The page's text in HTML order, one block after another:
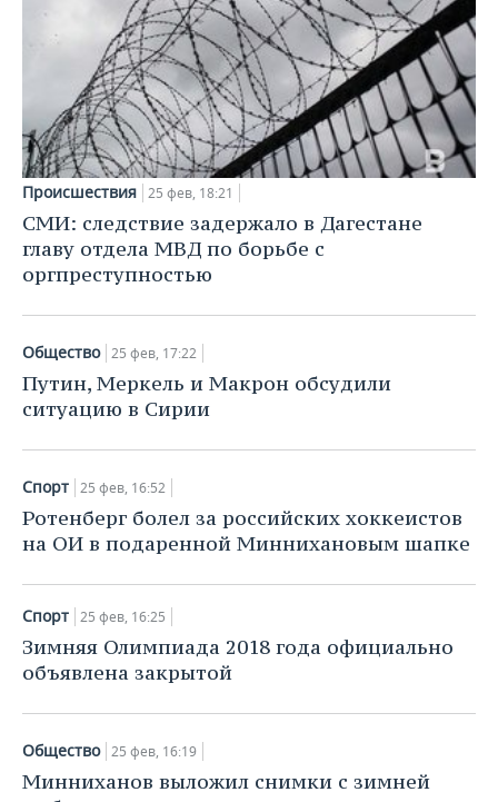
Происшествия 25 фев, 18:21
СМИ: следствие задержало в Дагестане
главу отдела МВД по борьбе с
оргпреступностью
Общество 25 фев, 17:22
Путин, Меркель и Макрон обсудили
ситуацию в Сирии
Спорт 25 фев, 16:52
Ротенберг болел за российских хоккеистов
на ОИ в подаренной Миннихановым шапке
Спорт 25 фев, 16:25
Зимняя Олимпиада 2018 года официально
объявлена закрытой
Общество 25 фев, 16:19
Минниханов выложил снимки с зимней